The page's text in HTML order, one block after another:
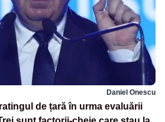
Daniel Onescu
de țară în urma evaluării